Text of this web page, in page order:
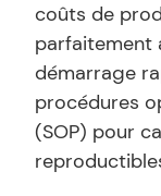
coûts de
parfaitement
démarrage
procédures
(SOP) pour